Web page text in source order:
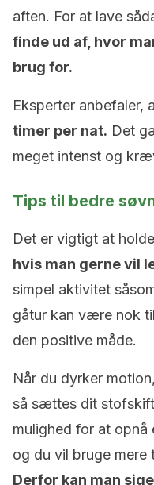
aften. For at lave
finde ud af, hvor
brug for.
Eksperter anbefaler,
timer per nat. Det
meget intenst og
Tips til bedre
Det er vigtigt at
hvis man gerne vil
simpel aktivitet
gåtur kan være nok
den positive måde.
Når du dyrker
så sættes dit
mulighed for at
og du vil bruge mere
Derfor kan man